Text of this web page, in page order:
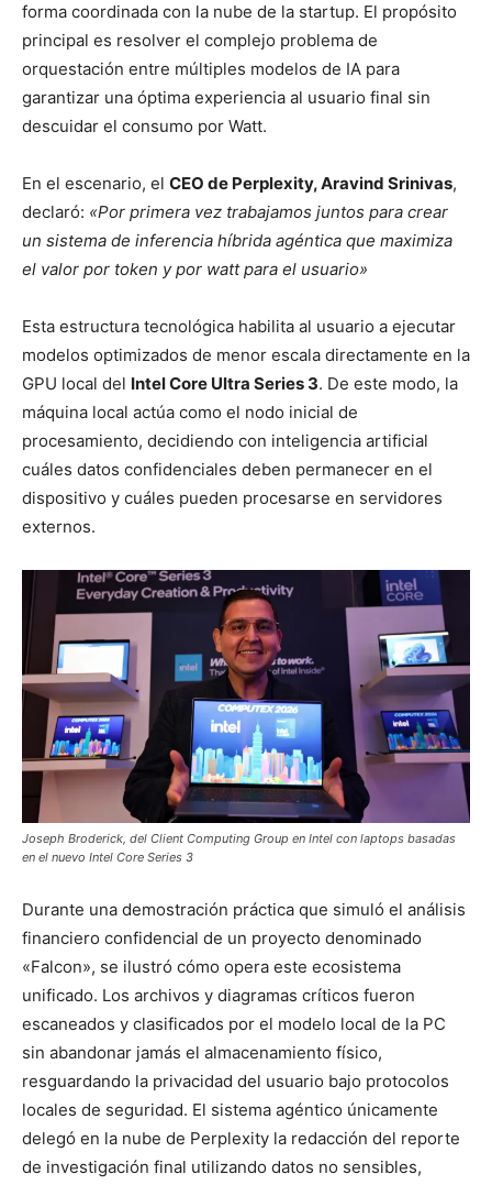
forma coordinada con la nube de la startup. El propósito
principal es resolver el complejo problema de
orquestación entre múltiples modelos de IA para
garantizar una óptima experiencia al usuario final sin
descuidar el consumo por Watt.
En el escenario, el CEO de Perplexity, Aravind Srinivas,
declaró: «Por primera vez trabajamos juntos para crear
un sistema de inferencia híbrida agéntica que maximiza
el valor por token y por watt para el usuario»
Esta estructura tecnológica habilita al usuario a ejecutar
modelos optimizados de menor escala directamente en la
GPU local del Intel Core Ultra Series 3. De este modo, la
máquina local actúa como el nodo inicial de
procesamiento, decidiendo con inteligencia artificial
cuáles datos confidenciales deben permanecer en el
dispositivo y cuáles pueden procesarse en servidores
externos.
Joseph Broderick, del Client Computing Group en Intel con laptops basadas
en el nuevo Intel Core Series 3
Durante una demostración práctica que simuló el análisis
financiero confidencial de un proyecto denominado
«Falcon», se ilustró cómo opera este ecosistema
unificado. Los archivos y diagramas críticos fueron
escaneados y clasificados por el modelo local de la PC
sin abandonar jamás el almacenamiento físico,
resguardando la privacidad del usuario bajo protocolos
locales de seguridad. El sistema agéntico únicamente
delegó en la nube de Perplexity la redacción del reporte
de investigación final utilizando datos no sensibles,